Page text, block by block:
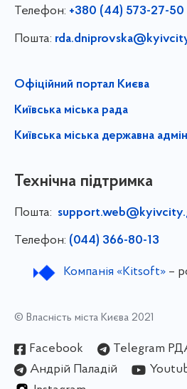
Телефон: +380 (44) 573-27-50
Пошта:
Офіційний портал Києва
Київська міська рада
Київська міська державна
Технічна підтримка
Пошта:
Телефон: (044) 366-80-13
Компанія «Kitsoft»–
© Власність міста Києва 2021
Facebook
Telegram
Андрій Паладій